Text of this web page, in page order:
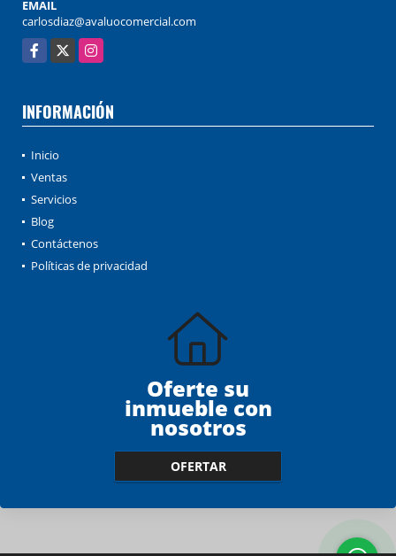
EMAIL
carlosdiaz@avaluocomercial.com
Facebook
X Instagram
INFORMACIÓN
Inicio
Ventas
Servicios
Blog
Contáctenos
Políticas de privacidad
Oferte su
inmueble con
nosotros
OFERTAR